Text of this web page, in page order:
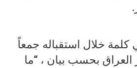
خلال استقباله جمعاً
بحسب بيان ، “ما